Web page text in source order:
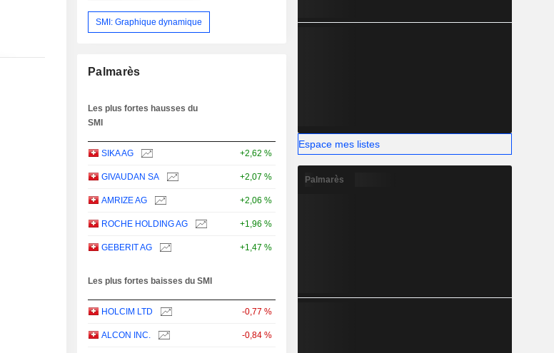
SMI: Graphique dynamique
Palmarès
Les plus fortes hausses du
SMI
SIKA AG +2,62 %
GIVAUDAN SA +2,07 %
AMRIZE AG +2,06 %
ROCHE HOLDING AG +1,96 %
GEBERIT AG +1,47 %
Les plus fortes baisses du SMI
HOLCIM LTD -0,77 %
ALCON INC. -0,84 %
Espace mes listes
Palmarès